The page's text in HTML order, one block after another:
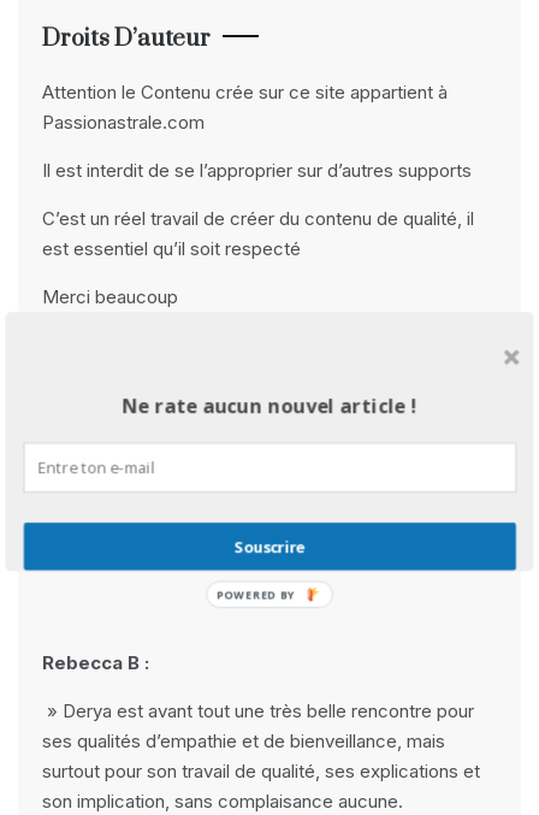
Droits D’auteur
Attention le Contenu crée sur ce site appartient à
Passionastrale.com
Il est interdit de se l’approprier sur d’autres supports
C’est un réel travail de créer du contenu de qualité, il
est essentiel qu’il soit respecté
Merci beaucoup
passionastrale@gmail.com
Réseaux Sociaux
Facebook
Instagram
Pinterest
YouTube
Avis Clients
Rebecca B :
» Derya est avant tout une très belle rencontre pour
ses qualités d’empathie et de bienveillance, mais
surtout pour son travail de qualité, ses explications et
son implication, sans complaisance aucune.
Ne rate aucun nouvel article !
Souscrire
POWERED BY